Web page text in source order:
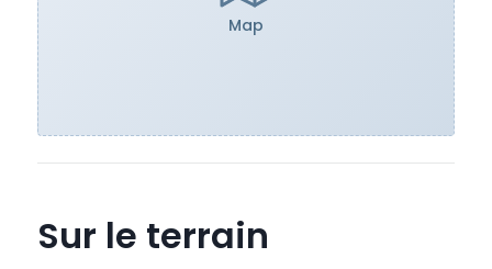
Map
Sur le terrain